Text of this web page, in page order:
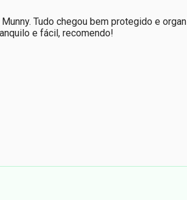
Tudo chegou bem protegido e
e fácil, recomendo!